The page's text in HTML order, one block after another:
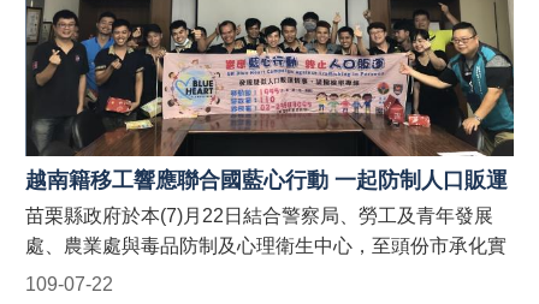
種語言) 2. 移民署：02-2388-3095 (我想爸爸，響鈴救
我，人口販運案件檢舉專線) 3. 警察局：110 【如何申請
苗栗縣政府外籍移工宣導團到廠實施宣導？】 申請窗口：
(一)勞青處：受理以外籍移工、其聘僱單位及仲介公司職
員為宣導對象之申請。聯絡電話：037-559245。 (二)農業
處：受理以外籍漁工、其聘僱單位及仲介公司職員為宣導
對象之申請。聯絡電話：037-559763。 #苗栗縣政府外籍
移工宣導團 #防制人口販運藍心行動BlueHeartCampaign
#苗栗縣政府防制人口販運網 https://reurl.cc/9E9GAn
#LINE官方帳號貓裏捍衛藍心最前
越南籍移工響應聯合國藍心行動 一起防制人口販運
109-07-22
苗栗縣政府於本(7)月22日結合警察局、勞工及青年發展
處、農業處與毒品防制及心理衛生中心，至頭份市承化實
業股份有限公司針對縣內聘僱外籍移工宣導「聯合國藍心